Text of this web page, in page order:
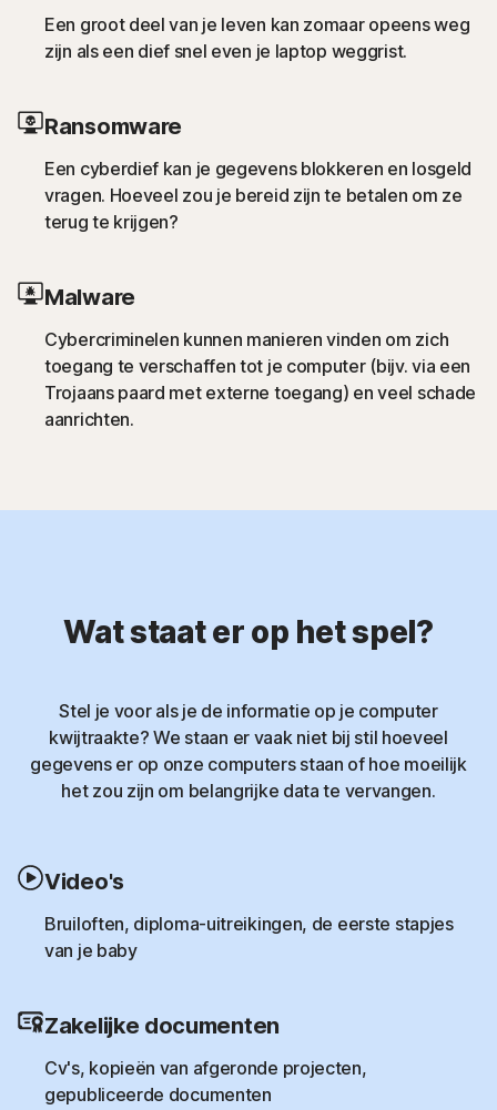
Een groot deel van je leven kan zomaar opeens weg
zijn als een dief snel even je laptop weggrist.
Ransomware
Een cyberdief kan je gegevens blokkeren en losgeld
vragen. Hoeveel zou je bereid zijn te betalen om ze
terug te krijgen?
Malware
Cybercriminelen kunnen manieren vinden om zich
toegang te verschaffen tot je computer (bijv. via een
Trojaans paard met externe toegang) en veel schade
aanrichten.
Wat staat er op het spel?
Stel je voor als je de informatie op je computer
kwijtraakte? We staan er vaak niet bij stil hoeveel
gegevens er op onze computers staan of hoe moeilijk
het zou zijn om belangrijke data te vervangen.
Video's
Bruiloften, diploma-uitreikingen, de eerste stapjes
van je baby
Zakelijke documenten
Cv's, kopieën van afgeronde projecten,
gepubliceerde documenten